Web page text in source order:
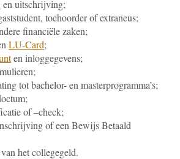
uitschrijving;
toehoorder of extraneus;
financiële zaken;
LU-Card;
en inloggegevens;
tot bachelor- en masterprogramma’s;
of –check;
of een Bewijs Betaald
het collegegeld.